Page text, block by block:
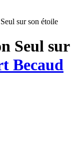
sur son étoile
Seul sur
Becaud